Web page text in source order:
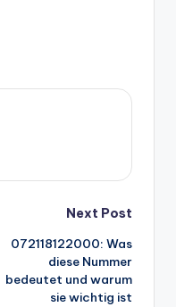
Next Post
072118122000: Was
diese Nummer
bedeutet und warum
sie wichtig ist